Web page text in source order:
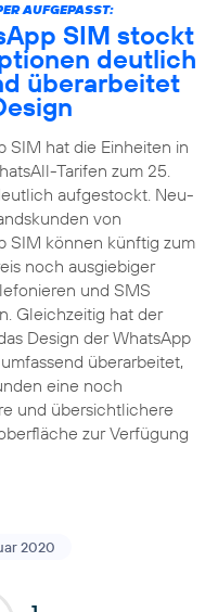
AUFGEPASST:
SIM stockt
deutlich
überarbeitet
SIM hat die Einheiten in
Tarifen zum 25.
aufgestockt. Neu-
von
SIM können künftig zum
noch ausgiebiger
und SMS
Gleichzeitig hat der
Design der WhatsApp
überarbeitet,
eine noch
und übersichtlichere
zur Verfügung
2020